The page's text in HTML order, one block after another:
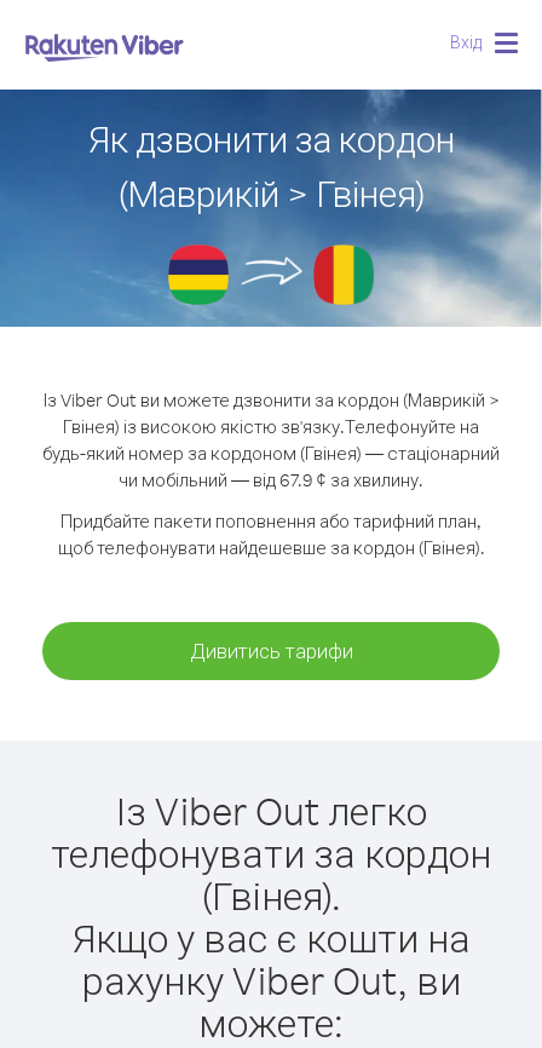
Вхід
Як дзвонити за кордон
(Маврикій > Гвінея)
Із Viber Out ви можете дзвонити за кордон (Маврикій >
Гвінея) із високою якістю зв'язку.Телефонуйте на
будь-який номер за кордоном (Гвінея) — стаціонарний
чи мобільний — від 67.9 ¢ за хвилину.
Придбайте пакети поповнення або тарифний план,
щоб телефонувати найдешевше за кордон (Гвінея).
Дивитись тарифи
Із Viber Out легко
телефонувати за кордон
(Гвінея).
Якщо у вас є кошти на
рахунку Viber Out, ви
можете: